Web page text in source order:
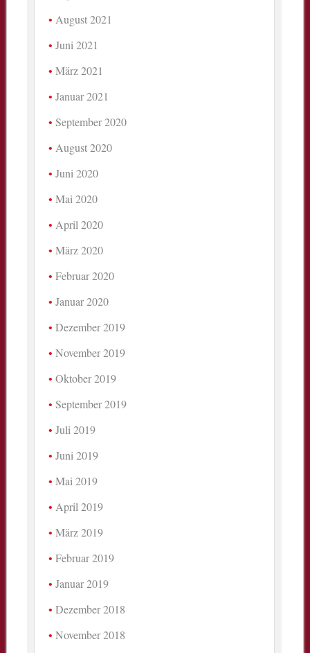
August 2021
Juni 2021
März 2021
Januar 2021
September 2020
August 2020
Juni 2020
Mai 2020
April 2020
März 2020
Februar 2020
Januar 2020
Dezember 2019
November 2019
Oktober 2019
September 2019
Juli 2019
Juni 2019
Mai 2019
April 2019
März 2019
Februar 2019
Januar 2019
Dezember 2018
November 2018